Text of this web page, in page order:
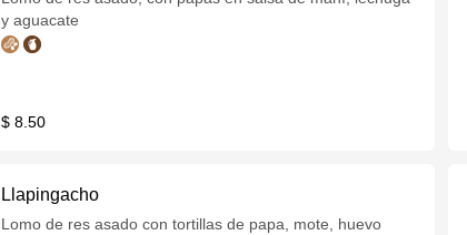
y aguacate
$ 8.50
Llapingacho
Lomo de res asado con tortillas de papa, mote, huevo